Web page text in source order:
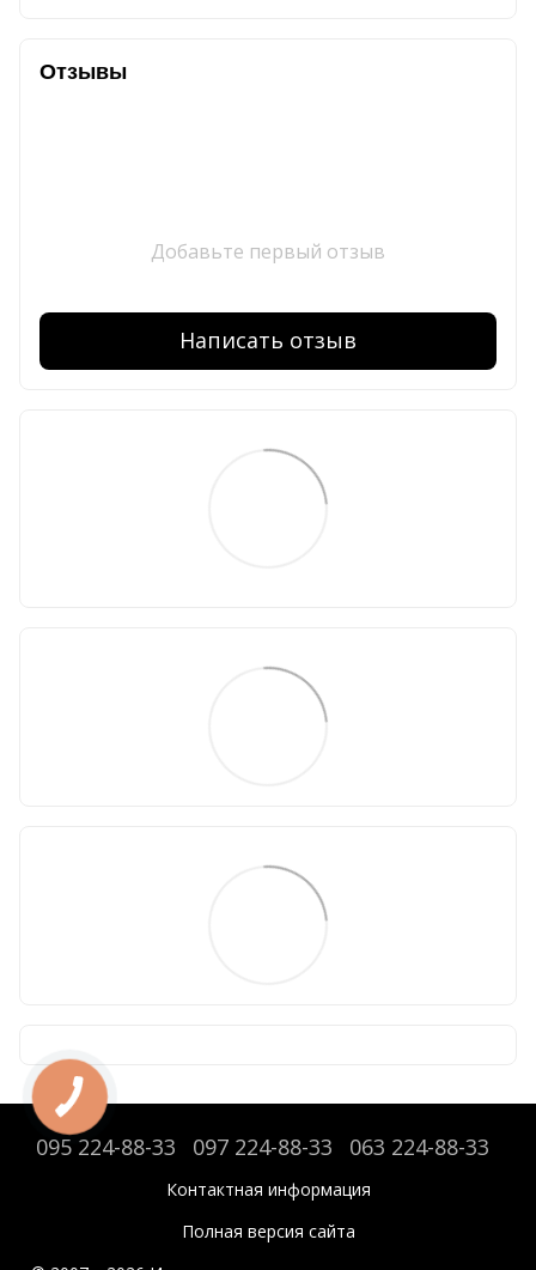
Отзывы
Добавьте первый отзыв
Написать отзыв
095 224-88-33 097 224-88-33 063 224-88-33
Контактная информация
Полная версия сайта